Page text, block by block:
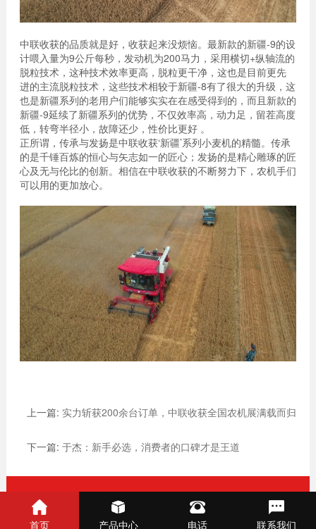
中联收获的品质就是好，收获起来没烦恼。最新款的新疆-9的设
计喂入量为9公斤每秒，发动机为200马力，采用横切+纵轴流的
脱粒技术，这种技术效率更高，脱粒更干净，这也是目前更先
进的主流脱粒技术，这些技术相较于新疆-8有了很大的升级，这
也是新疆系列的老用户们能够实实在在感受得到的，而且新款的
新疆-9延续了新疆系列的优势，不仅效率高，动力足，留茬高度
低，转弯半径小，故障还少，性价比更好 。
正所谓，传承与发扬是中联收获‘新疆’系列小麦机的精髓。传承
的是千锤百炼的恒心与矢志如一的匠心；发扬的是精心雕琢的匠
心及无与伦比的创新。相信在中联收获的不断努力下，农机手们
可以用的更加放心。
上一篇: 实力斩获200余台订单，中联收获全国农机展满载而归
下一篇: 于杰：新手必选，消费者的口碑才是王道
相关资讯
首页 产品中心 电话 联系我们